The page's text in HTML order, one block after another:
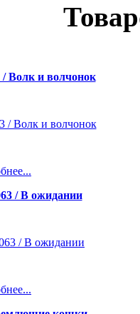
/ Волк и волчонок
/ В ожидании